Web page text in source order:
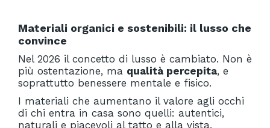
Materiali organici e sostenibili: il lusso che
convince
Nel 2026 il concetto di lusso è cambiato. Non è
più ostentazione, ma qualità percepita, e
soprattutto benessere mentale e fisico.
I materiali che aumentano il valore agli occhi
di chi entra in casa sono quelli: autentici,
naturali e piacevoli al tatto e alla vista.